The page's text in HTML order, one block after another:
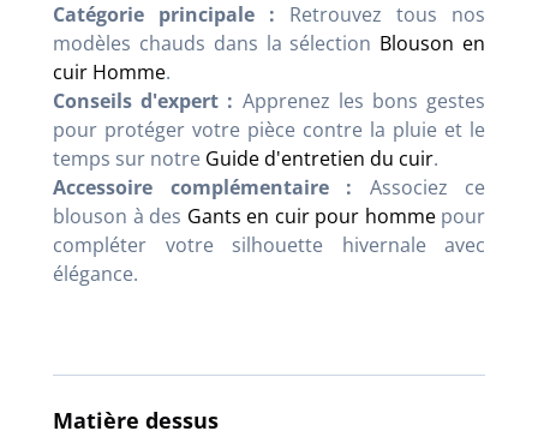
Catégorie principale : Retrouvez tous nos
modèles chauds dans la sélection Blouson en
cuir Homme.
Conseils d'expert : Apprenez les bons gestes
pour protéger votre pièce contre la pluie et le
temps sur notre Guide d'entretien du cuir.
Accessoire complémentaire : Associez ce
blouson à des Gants en cuir pour hommepour
compléter votre silhouette hivernale avec
élégance.
Matière dessus